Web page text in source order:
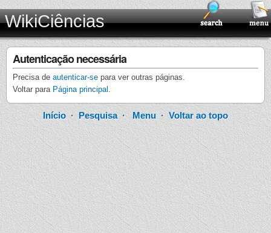
WikiCiências
Autenticação necessária
Precisa de autenticar-se para ver outras páginas.
Voltar para Página principal .
Início · Pesquisa·Menu ·Voltar ao topo